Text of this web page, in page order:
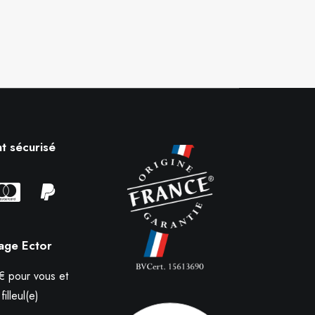
sécurisé
Ector
pour vous et